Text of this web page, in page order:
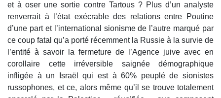
et à oser une sortie contre Tartous ? Plus d’un analyste
renverrait à l’état exécrable des relations entre Poutine
d’une part et l’international sionisme de l’autre marqué par
ce coup fatal qu’a porté récemment la Russie à la survie de
l’entité à savoir la fermeture de l’Agence juive avec en
corollaire cette irréversible saignée démographique
infligée à un Israël qui est à 60% peuplé de sionistes
russophones, et ce, alors même qu’il se trouve totalement